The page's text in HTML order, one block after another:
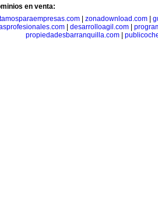
en venta:
zonadownload.com
| desarrolloagil.com|
propiedadesbarranquilla.com